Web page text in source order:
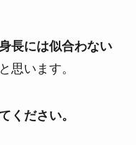
長には似合わない
思います。
ください。